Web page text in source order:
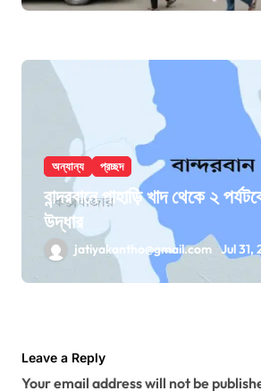
অন্যান্য প্রচ্ছদ
বান্দরবানে পাহাড়ি খাদ থেকে ২
উদ্ধার
jatiyakantho@gmail.com Jul 31,
Leave a Reply
Your email address will not be